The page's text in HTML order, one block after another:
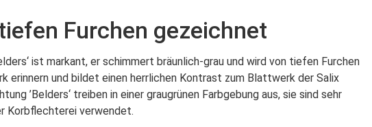
Furchen gezeichnet
ist markant, er schimmert bräunlich-grau und wird von tiefen Furchen
erinnern und bildet einen herrlichen Kontrast zum Blattwerk der Salix
’Belders‘ treiben in einer graugrünen Farbgebung aus, sie sind sehr
Korbflechterei verwendet.